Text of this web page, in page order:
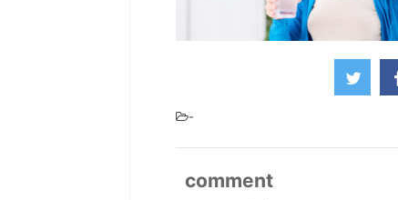
-
comment